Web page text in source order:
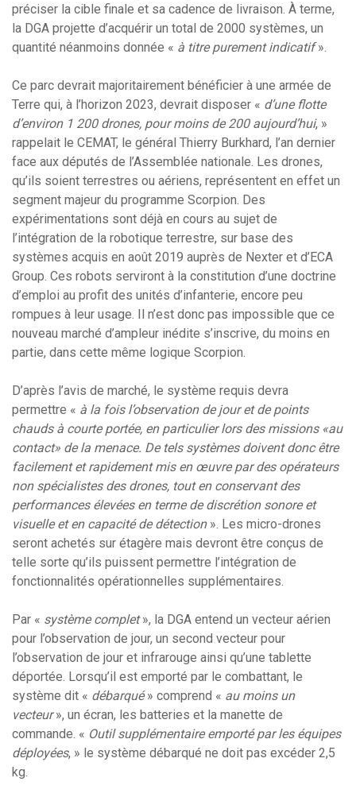
préciser la cible finale et sa cadence de livraison. À terme,
la DGA projette d’acquérir un total de 2000 systèmes, un
quantité néanmoins donnée « à titre purement indicatif».
Ce parc devrait majoritairement bénéficier à une armée de
Terre qui, à l’horizon 2023, devrait disposer « d’une flotte
d’environ 1 200 drones, pour moins de 200 aujourd’hui, »
rappelait le CEMAT, le général Thierry Burkhard, l’an dernier
face aux députés de l’Assemblée nationale. Les drones,
qu’ils soient terrestres ou aériens, représentent en effet un
segment majeur du programme Scorpion. Des
expérimentations sont déjà en cours au sujet de
l’intégration de la robotique terrestre, sur base des
systèmes acquis en août 2019 auprès de Nexter et d’ECA
Group. Ces robots serviront à la constitution d’une doctrine
d’emploi au profit des unités d’infanterie, encore peu
rompues à leur usage. Il n’est donc pas impossible que ce
nouveau marché d’ampleur inédite s’inscrive, du moins en
partie, dans cette même logique Scorpion.
D’après l’avis de marché, le système requis devra
permettre « à la fois l’observation de jour et de points
chauds à courte portée, en particulier lors des missions «au
contact» de la menace. De tels systèmes doivent donc être
facilement et rapidement mis en œuvre par des opérateurs
non spécialistes des drones, tout en conservant des
performances élevées en terme de discrétion sonore et
visuelle et en capacité de détection». Les micro-drones
seront achetés sur étagère mais devront être conçus de
telle sorte qu’ils puissent permettre l’intégration de
fonctionnalités opérationnelles supplémentaires.
Par « système complet», la DGA entend un vecteur aérien
pour l’observation de jour, un second vecteur pour
l’observation de jour et infrarouge ainsi qu’une tablette
déportée. Lorsqu’il est emporté par le combattant, le
système dit « débarqué» comprend « au moins un
vecteur», un écran, les batteries et la manette de
commande. « Outil supplémentaire emporté par les équipes
déployées, » le système débarqué ne doit pas excéder 2,5
kg.